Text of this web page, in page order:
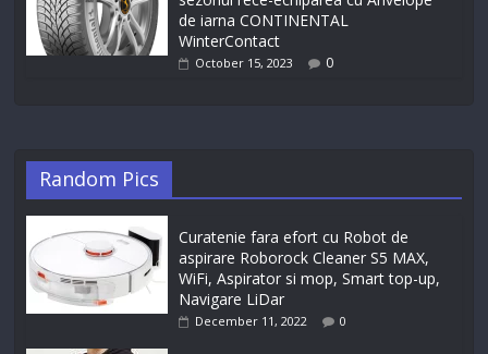
de iarna CONTINENTAL
WinterContact
October 15, 2023 0
Random Pics
Curatenie fara efort cu Robot de
aspirare Roborock Cleaner S5 MAX,
WiFi, Aspirator si mop, Smart top-up,
Navigare LiDar
December 11, 2022 0